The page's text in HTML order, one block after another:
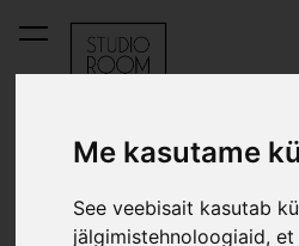
Me kasutame
See veebisait kasutab
jälgimistehnoloogiaid,
lisati ostukorvi.